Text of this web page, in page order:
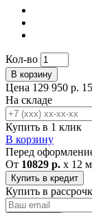
Кол-во
В корзину
Цена 129 950 р.
На складе
Купить в 1 клик
В корзину
Перед
От 10829 р. x 12
Купить в кредит
Купить в